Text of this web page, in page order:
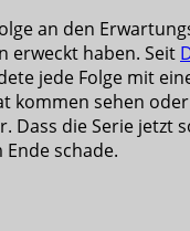
an den
erweckt haben. Seit
jede Folge mit
kommen sehen
Dass die Serie jetzt
schade.